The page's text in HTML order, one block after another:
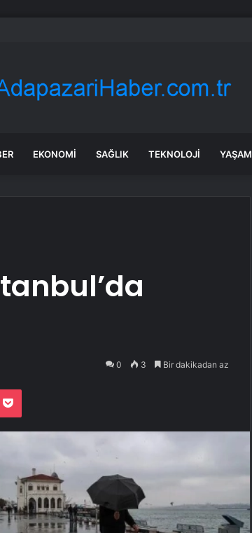
doğruysa çok tartışılır: ‘Öcalan onayladı’
EKONOMI SAĞLIK TEKNOLOJI YAŞAM
0 3 Bir dakikadan az
Pocket